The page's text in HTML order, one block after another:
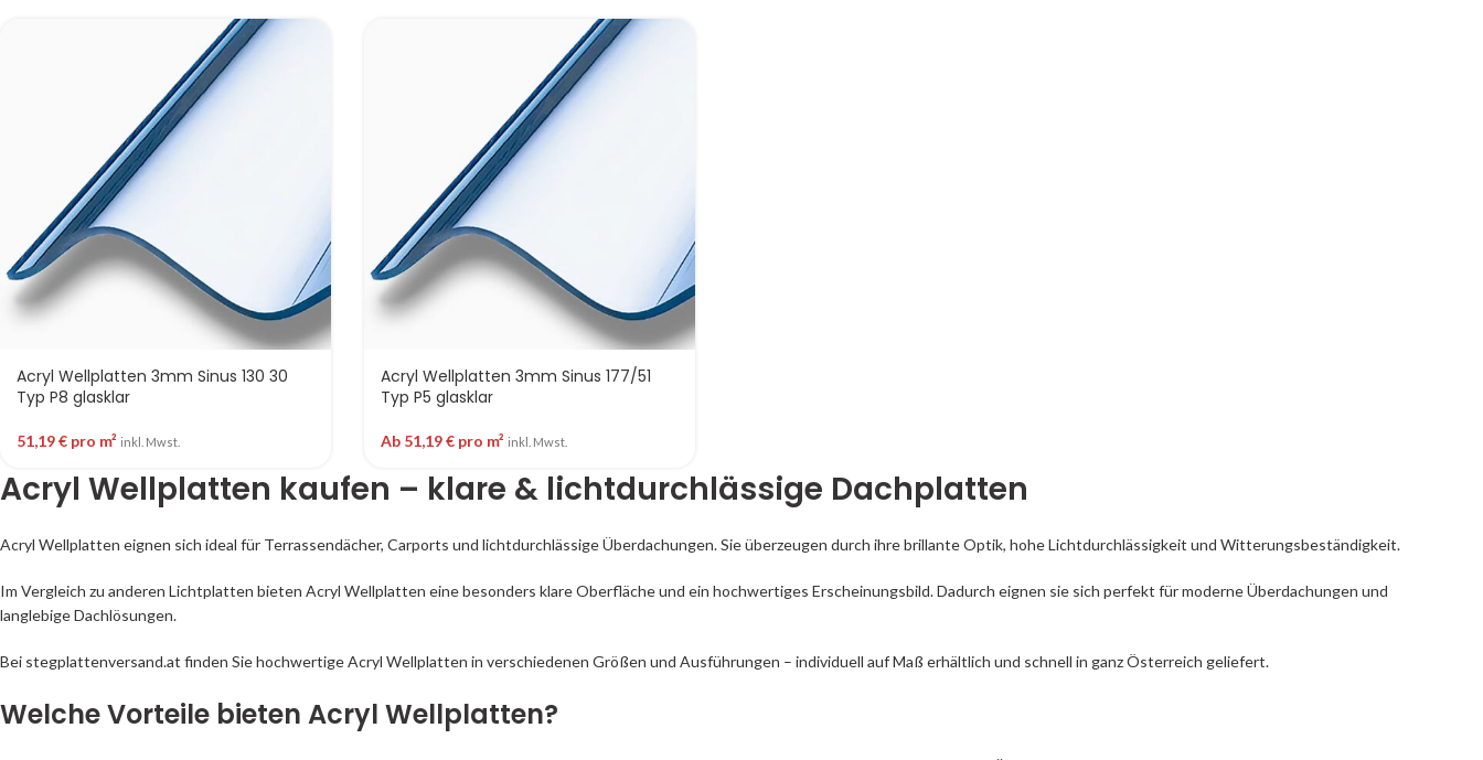
Acryl Wellplatten 3mm Sinus 130 30
Typ P8 glasklar
51,19€ pro m² inkl. Mwst.
Acryl Wellplatten 3mm Sinus 177/51
Typ P5 glasklar
Ab 51,19€ pro m² inkl. Mwst.
Acryl Wellplatten kaufen – klare & lichtdurchlässige Dachplatten
Acryl Wellplatten eignen sich ideal für Terrassendächer, Carports und lichtdurchlässige Überdachungen. Sie überzeugen durch ihre brillante Optik, hohe Lichtdurchlässigkeit und Witterungsbeständigkeit.
Im Vergleich zu anderen Lichtplatten bieten Acryl Wellplatten eine besonders klare Oberfläche und ein hochwertiges Erscheinungsbild. Dadurch eignen sie sich perfekt für moderne Überdachungen und
langlebige Dachlösungen.
Bei stegplattenversand.at finden Sie hochwertige Acryl Wellplatten in verschiedenen Größen und Ausführungen – individuell auf Maß erhältlich und schnell in ganz Österreich geliefert.
Welche Vorteile bieten Acryl Wellplatten?